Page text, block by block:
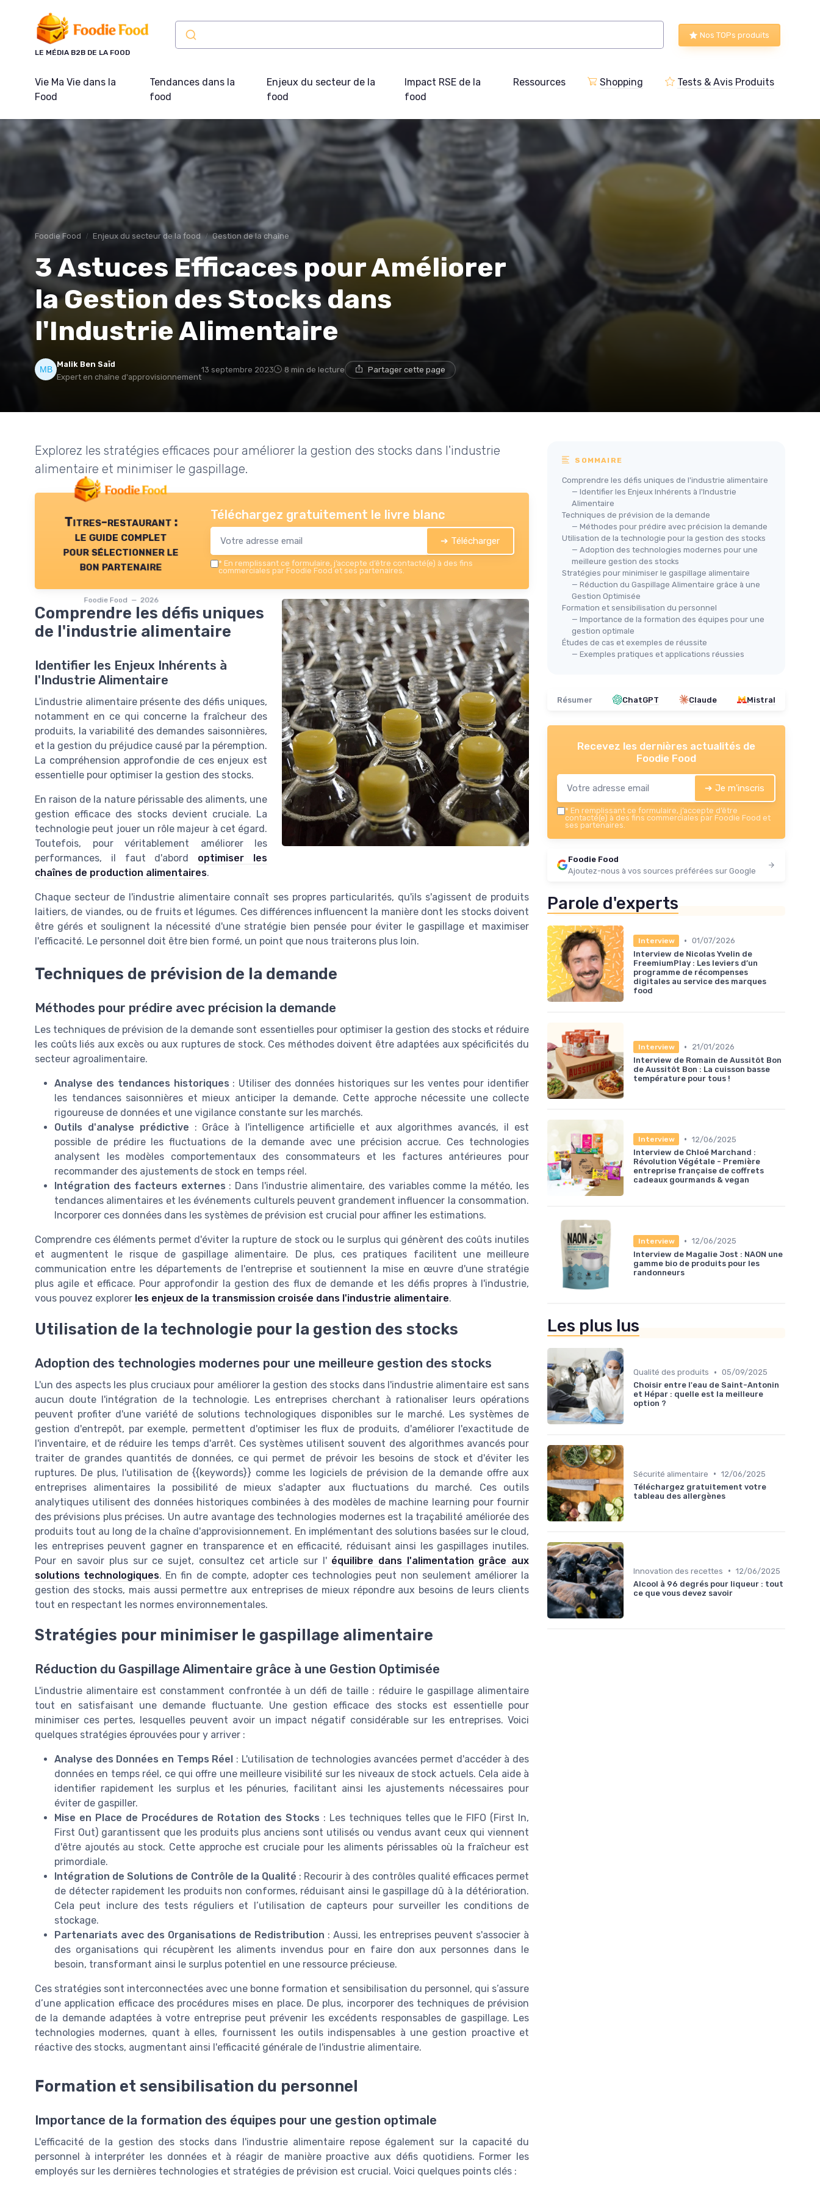
LE MÉDIA B2B DE LA FOOD
Nos TOPs produits
Vie Ma Vie dans la
Food
Tendances dans la
food
Enjeux du secteur de la
food
Impact RSE de la
food
Ressources Shopping Tests & Avis Produits
Foodie Food Enjeux du secteur de la food Gestion de la chaîne
3 Astuces Efficaces pour Améliorer
la Gestion des Stocks dans
l'Industrie Alimentaire
Malik Ben Saïd
Expert en chaîne d'approvisionnement
13 septembre 2023 8 min de lecture Partager cette page
Explorez les stratégies efficaces pour améliorer la gestion des stocks dans l'industrie
alimentaire et minimiser le gaspillage.
Titres-restaurant :
le guide complet
pour sélectionner le
bon partenaire
Foodie Food — 2026
Téléchargez gratuitement le livre blanc
➔ Télécharger
* En remplissant ce formulaire, j’accepte d’être contacté(e) à des fins
commerciales par Foodie Food et ses partenaires.
Comprendre les défis uniques
de l'industrie alimentaire
Identifier les Enjeux Inhérents à
l'Industrie Alimentaire
L'industrie alimentaire présente des défis uniques,
notamment en ce qui concerne la fraîcheur des
produits, la variabilité des demandes saisonnières,
et la gestion du préjudice causé par la péremption.
La compréhension approfondie de ces enjeux est
essentielle pour optimiser la gestion des stocks.
En raison de la nature périssable des aliments, une
gestion efficace des stocks devient cruciale. La
technologie peut jouer un rôle majeur à cet égard.
Toutefois, pour véritablement améliorer les
performances, il faut d'abord optimiser les
chaînes de production alimentaires.
Chaque secteur de l'industrie alimentaire connaît ses propres particularités, qu'ils s'agissent de produits
laitiers, de viandes, ou de fruits et légumes. Ces différences influencent la manière dont les stocks doivent
être gérés et soulignent la nécessité d'une stratégie bien pensée pour éviter le gaspillage et maximiser
l'efficacité. Le personnel doit être bien formé, un point que nous traiterons plus loin.
Techniques de prévision de la demande
Méthodes pour prédire avec précision la demande
Les techniques de prévision de la demande sont essentielles pour optimiser la gestion des stocks et réduire
les coûts liés aux excès ou aux ruptures de stock. Ces méthodes doivent être adaptées aux spécificités du
secteur agroalimentaire.
Analyse des tendances historiques : Utiliser des données historiques sur les ventes pour identifier
les tendances saisonnières et mieux anticiper la demande. Cette approche nécessite une collecte
rigoureuse de données et une vigilance constante sur les marchés.
Outils d'analyse prédictive : Grâce à l'intelligence artificielle et aux algorithmes avancés, il est
possible de prédire les fluctuations de la demande avec une précision accrue. Ces technologies
analysent les modèles comportementaux des consommateurs et les factures antérieures pour
recommander des ajustements de stock en temps réel.
Intégration des facteurs externes : Dans l'industrie alimentaire, des variables comme la météo, les
tendances alimentaires et les événements culturels peuvent grandement influencer la consommation.
Incorporer ces données dans les systèmes de prévision est crucial pour affiner les estimations.
Comprendre ces éléments permet d'éviter la rupture de stock ou le surplus qui génèrent des coûts inutiles
et augmentent le risque de gaspillage alimentaire. De plus, ces pratiques facilitent une meilleure
communication entre les départements de l'entreprise et soutiennent la mise en œuvre d'une stratégie
plus agile et efficace. Pour approfondir la gestion des flux de demande et les défis propres à l'industrie,
vous pouvez explorer les enjeux de la transmission croisée dans l'industrie alimentaire.
Utilisation de la technologie pour la gestion des stocks
Adoption des technologies modernes pour une meilleure gestion des stocks
L'un des aspects les plus cruciaux pour améliorer la gestion des stocks dans l'industrie alimentaire est sans
aucun doute l'intégration de la technologie. Les entreprises cherchant à rationaliser leurs opérations
peuvent profiter d'une variété de solutions technologiques disponibles sur le marché. Les systèmes de
gestion d'entrepôt, par exemple, permettent d'optimiser les flux de produits, d'améliorer l'exactitude de
l'inventaire, et de réduire les temps d'arrêt. Ces systèmes utilisent souvent des algorithmes avancés pour
traiter de grandes quantités de données, ce qui permet de prévoir les besoins de stock et d'éviter les
ruptures. De plus, l'utilisation de {{keywords}} comme les logiciels de prévision de la demande offre aux
entreprises alimentaires la possibilité de mieux s'adapter aux fluctuations du marché. Ces outils
analytiques utilisent des données historiques combinées à des modèles de machine learning pour fournir
des prévisions plus précises. Un autre avantage des technologies modernes est la traçabilité améliorée des
produits tout au long de la chaîne d'approvisionnement. En implémentant des solutions basées sur le cloud,
les entreprises peuvent gagner en transparence et en efficacité, réduisant ainsi les gaspillages inutiles.
Pour en savoir plus sur ce sujet, consultez cet article sur l' équilibre dans l'alimentation grâce aux
solutions technologiques. En fin de compte, adopter ces technologies peut non seulement améliorer la
gestion des stocks, mais aussi permettre aux entreprises de mieux répondre aux besoins de leurs clients
tout en respectant les normes environnementales.
Stratégies pour minimiser le gaspillage alimentaire
Réduction du Gaspillage Alimentaire grâce à une Gestion Optimisée
L'industrie alimentaire est constamment confrontée à un défi de taille : réduire le gaspillage alimentaire
tout en satisfaisant une demande fluctuante. Une gestion efficace des stocks est essentielle pour
minimiser ces pertes, lesquelles peuvent avoir un impact négatif considérable sur les entreprises. Voici
quelques stratégies éprouvées pour y arriver :
Analyse des Données en Temps Réel : L'utilisation de technologies avancées permet d'accéder à des
données en temps réel, ce qui offre une meilleure visibilité sur les niveaux de stock actuels. Cela aide à
identifier rapidement les surplus et les pénuries, facilitant ainsi les ajustements nécessaires pour
éviter de gaspiller.
Mise en Place de Procédures de Rotation des Stocks : Les techniques telles que le FIFO (First In,
First Out) garantissent que les produits plus anciens sont utilisés ou vendus avant ceux qui viennent
d'être ajoutés au stock. Cette approche est cruciale pour les aliments périssables où la fraîcheur est
primordiale.
Intégration de Solutions de Contrôle de la Qualité : Recourir à des contrôles qualité efficaces permet
de détecter rapidement les produits non conformes, réduisant ainsi le gaspillage dû à la détérioration.
Cela peut inclure des tests réguliers et l’utilisation de capteurs pour surveiller les conditions de
stockage.
Partenariats avec des Organisations de Redistribution : Aussi, les entreprises peuvent s'associer à
des organisations qui récupèrent les aliments invendus pour en faire don aux personnes dans le
besoin, transformant ainsi le surplus potentiel en une ressource précieuse.
Ces stratégies sont interconnectées avec une bonne formation et sensibilisation du personnel, qui s’assure
d’une application efficace des procédures mises en place. De plus, incorporer des techniques de prévision
de la demande adaptées à votre entreprise peut prévenir les excédents responsables de gaspillage. Les
technologies modernes, quant à elles, fournissent les outils indispensables à une gestion proactive et
réactive des stocks, augmentant ainsi l'efficacité générale de l'industrie alimentaire.
Formation et sensibilisation du personnel
Importance de la formation des équipes pour une gestion optimale
L'efficacité de la gestion des stocks dans l'industrie alimentaire repose également sur la capacité du
personnel à interpréter les données et à réagir de manière proactive aux défis quotidiens. Former les
employés sur les dernières technologies et stratégies de prévision est crucial. Voici quelques points clés :
SOMMAIRE
Comprendre les défis uniques de l'industrie alimentaire
— Identifier les Enjeux Inhérents à l'Industrie
Alimentaire
Techniques de prévision de la demande
— Méthodes pour prédire avec précision la demande
Utilisation de la technologie pour la gestion des stocks
— Adoption des technologies modernes pour une
meilleure gestion des stocks
Stratégies pour minimiser le gaspillage alimentaire
— Réduction du Gaspillage Alimentaire grâce à une
Gestion Optimisée
Formation et sensibilisation du personnel
— Importance de la formation des équipes pour une
gestion optimale
Études de cas et exemples de réussite
— Exemples pratiques et applications réussies
Résumer ChatGPT Claude Mistral
Recevez les dernières actualités de
Foodie Food
➔ Je m'inscris
* En remplissant ce formulaire, j’accepte d’être
contacté(e) à des fins commerciales par Foodie Food et
ses partenaires.
Foodie Food
Ajoutez-nous à vos sources préférées sur Google
Parole d'experts
Interview • 01/07/2026
Interview de Nicolas Yvelin de
FreemiumPlay : Les leviers d’un
programme de récompenses
digitales au service des marques
food
Interview •
21/01/2026
Interview de Romain de Aussitôt Bon
de Aussitôt Bon : La cuisson basse
température pour tous !
Interview • 12/06/2025
Interview de Chloé Marchand :
Révolution Végétale - Première
entreprise française de coffrets
cadeaux gourmands & vegan
Interview • 12/06/2025
Interview de Magalie Jost : NAON une
gamme bio de produits pour les
randonneurs
Les plus lus
Qualité des produits • 05/09/2025
Choisir entre l'eau de Saint-Antonin
et Hépar : quelle est la meilleure
option ?
Sécurité alimentaire • 12/06/2025
Téléchargez gratuitement votre
tableau des allergènes
Innovation des recettes • 12/06/2025
Alcool à 96 degrés pour liqueur : tout
ce que vous devez savoir